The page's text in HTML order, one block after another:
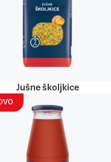
Jušne školjkice